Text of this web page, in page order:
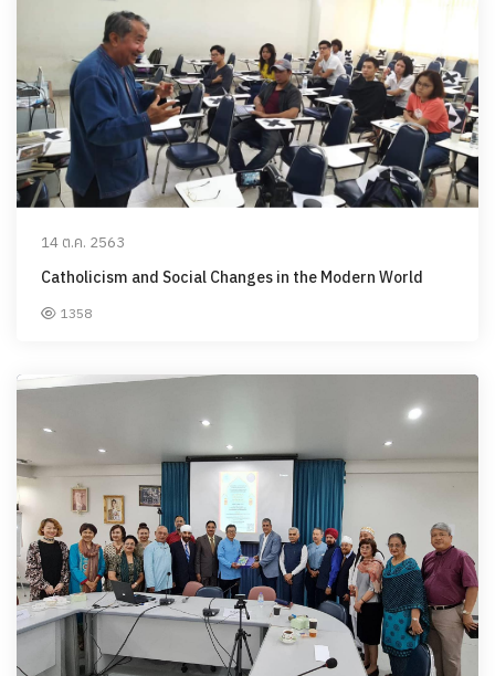
14 ต.ค. 2563
Catholicism and Social Changes in the Modern World
1358